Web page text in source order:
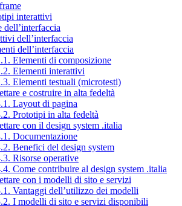
interattivi
dell’interfaccia
dell’interfaccia
dell’interfaccia
Elementi di composizione
Elementi interattivi
Elementi testuali (microtesti)
e costruire in alta fedeltà
Layout di pagina
Prototipi in alta fedeltà
con il design system .italia
Documentazione
Benefici del design system
Risorse operative
Come contribuire al design system .italia
con i modelli di sito e servizi
Vantaggi dell’utilizzo dei modelli
I modelli di sito e servizi disponibili